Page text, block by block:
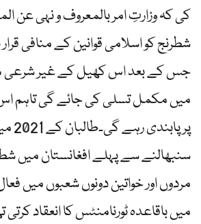
کی کہ وزارتِ امر بالمعروف و نہی عن
شطرنج کو اسلامی قوانین کے منافی
جس کے بعد اس کھیل کے غیر شرعی
میں مکمل تسلی کی جائے گی تاہم
پر
سنبھالنے سے پہلے افغانستان میں
مردوں اور خواتین دونوں شعبوں میں
میں باقاعدہ ٹورنامنٹس کا انعقاد کرتی